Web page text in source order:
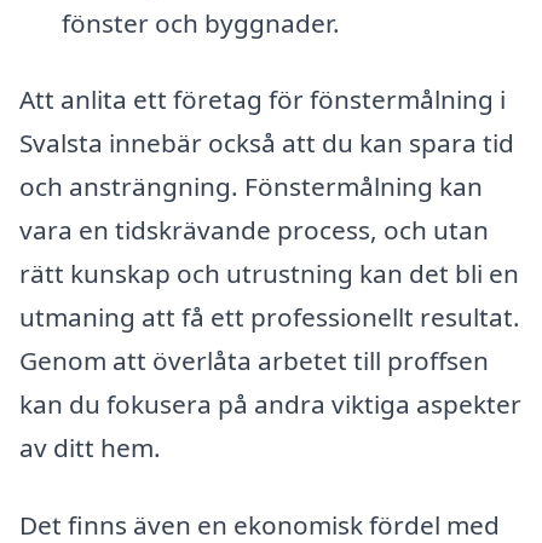
fönster och byggnader.
Att anlita ett företag för fönstermålning i
Svalsta innebär också att du kan spara tid
och ansträngning. Fönstermålning kan
vara en tidskrävande process, och utan
rätt kunskap och utrustning kan det bli en
utmaning att få ett professionellt resultat.
Genom att överlåta arbetet till proffsen
kan du fokusera på andra viktiga aspekter
av ditt hem.
Det finns även en ekonomisk fördel med